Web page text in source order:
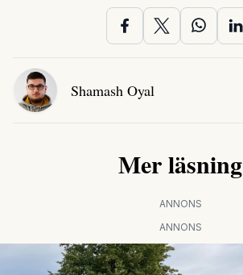
Shamash Oyal
Mer läsning
ANNONS
ANNONS